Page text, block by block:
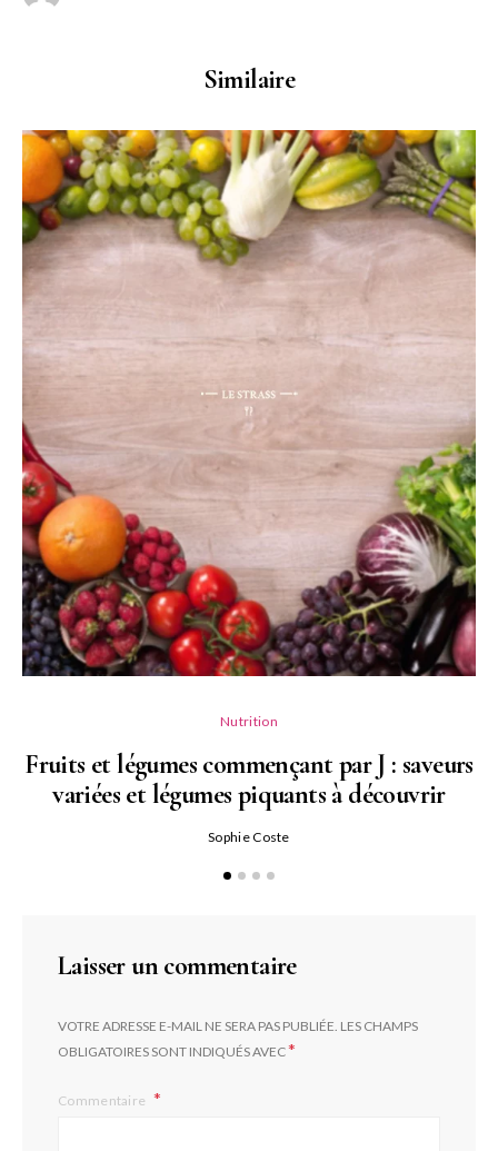
Similaire
Nutrition
Fruits et légumes commençant par J : saveurs
variées et légumes piquants à découvrir
Sophie Coste
Laisser un commentaire
VOTRE ADRESSE E-MAIL NE SERA PAS PUBLIÉE. LES CHAMPS
OBLIGATOIRES SONT INDIQUÉS AVEC*
Commentaire